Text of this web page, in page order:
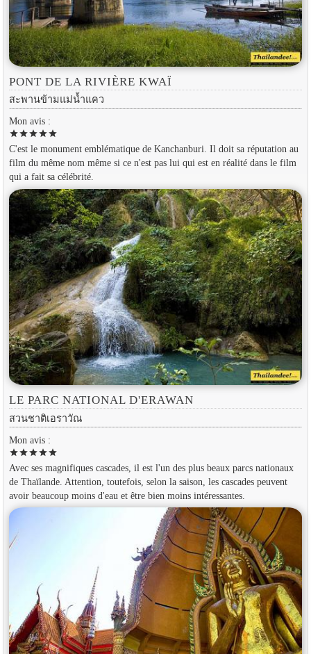
PONT DE LA RIVIÈRE KWAÏ
สะพานข้ามแม่น้ำแคว
Mon avis :
starstarstarstarstar
C'est le monument emblématique de Kanchanburi. Il doit sa réputation au
film du même nom même si ce n'est pas lui qui est en réalité dans le film
qui a fait sa célébrité.
LE PARC NATIONAL D'ERAWAN
สวนชาติเอราวัณ
Mon avis :
starstarstarstarstar
Avec ses magnifiques cascades, il est l'un des plus beaux parcs nationaux
de Thaïlande. Attention, toutefois, selon la saison, les cascades peuvent
avoir beaucoup moins d'eau et être bien moins intéressantes.